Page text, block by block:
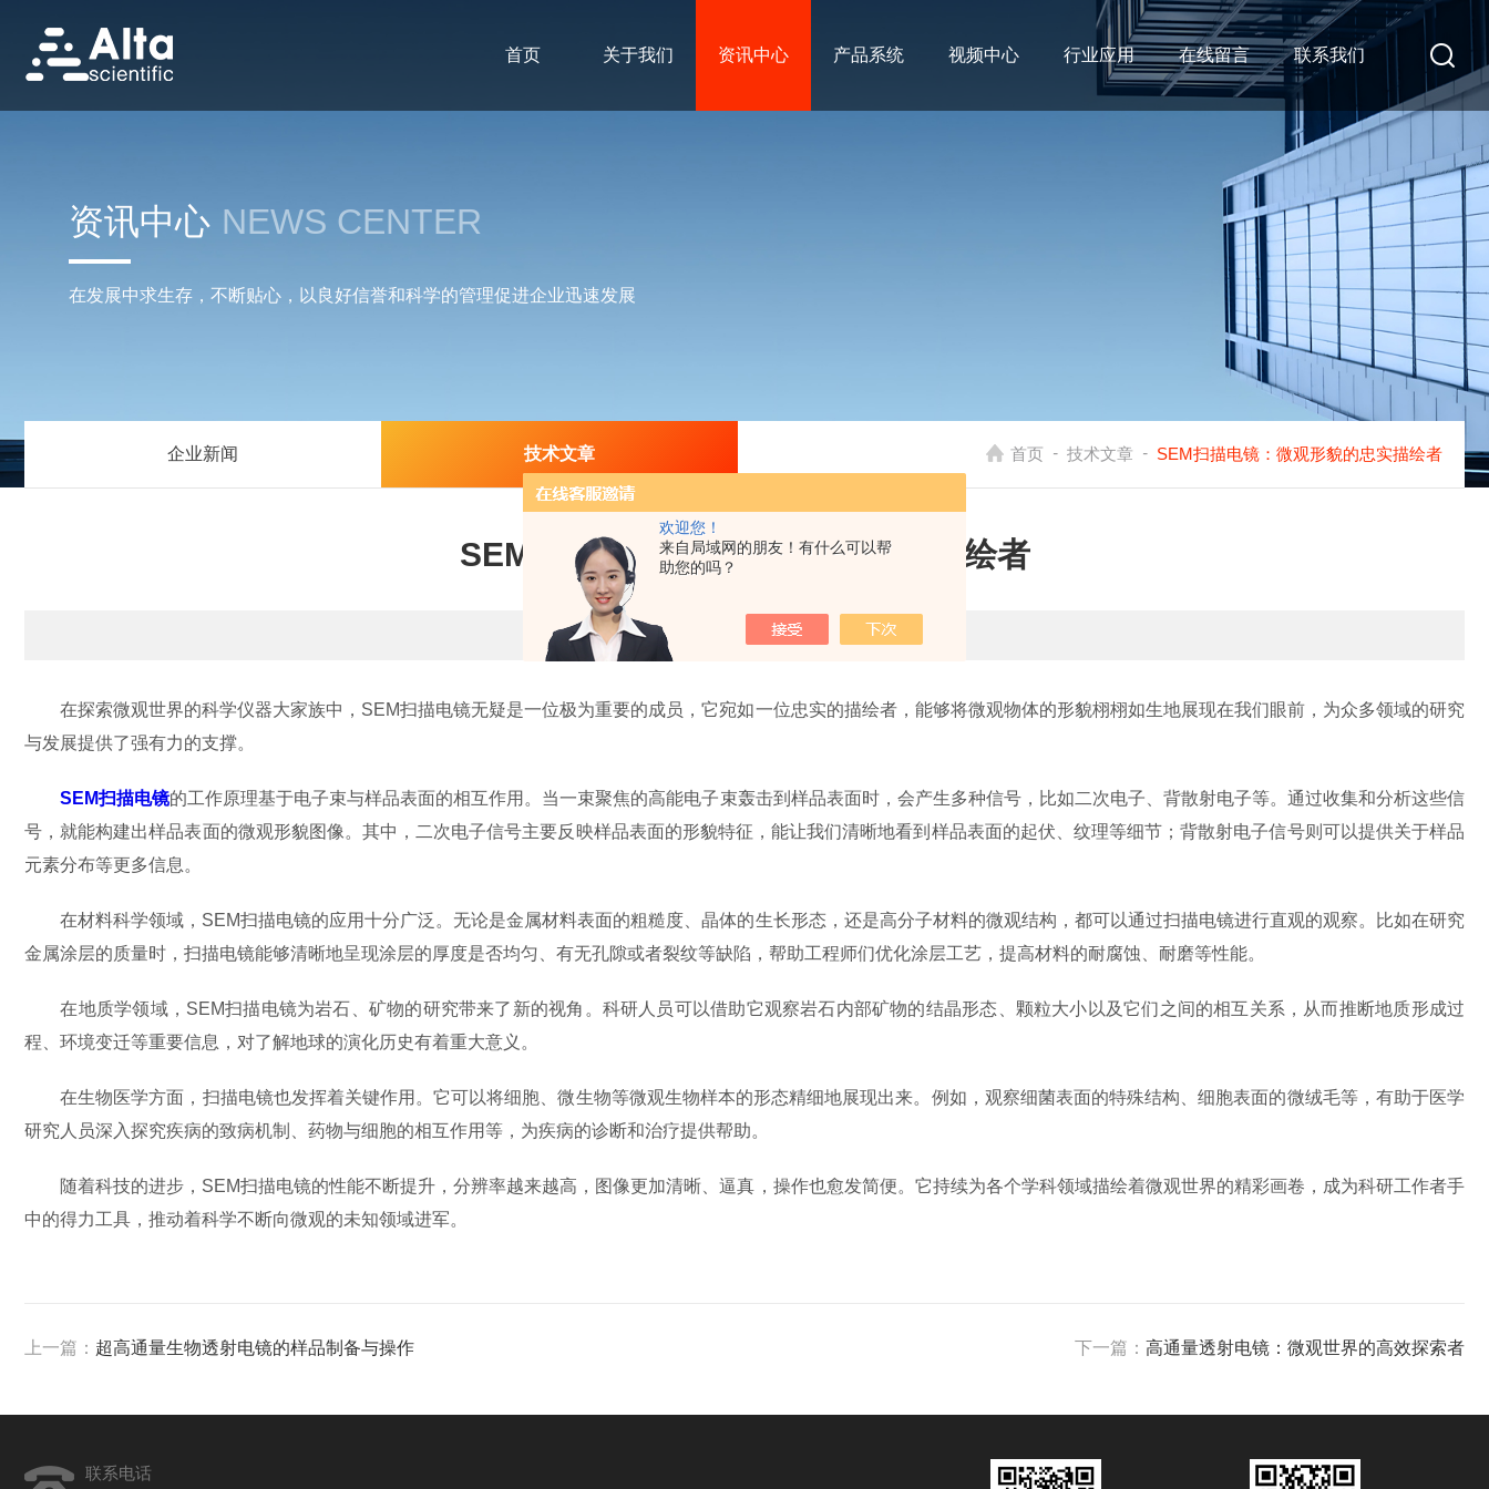
欢迎您！
来自局域网的朋友！有什么可以帮
助您的吗？
首页 关于我们 资讯中心 产品系统 视频中心 行业应用 在线留言 联系我们
资讯中心 NEWS CENTER
在发展中求生存，不断贴心，以良好信誉和科学的管理促进企业迅速发展
企业新闻 技术文章 首页 - 技术文章 - SEM扫描电镜：微观形貌的忠实描绘者
SEM扫描电镜：微观形貌的忠实描绘者
更新时间：2024-11-25 点击次数：538
在探索微观世界的科学仪器大家族中，SEM扫描电镜无疑是一位极为重要的成员，它宛如一位忠实的描绘者，能够将微观物体的形貌栩栩如生地展现在我们眼前，为众多领域的研究
与发展提供了强有力的支撑。
SEM扫描电镜的工作原理基于电子束与样品表面的相互作用。当一束聚焦的高能电子束轰击到样品表面时，会产生多种信号，比如二次电子、背散射电子等。通过收集和分析这些信
号，就能构建出样品表面的微观形貌图像。其中，二次电子信号主要反映样品表面的形貌特征，能让我们清晰地看到样品表面的起伏、纹理等细节；背散射电子信号则可以提供关于样品
元素分布等更多信息。
在材料科学领域，SEM扫描电镜的应用十分广泛。无论是金属材料表面的粗糙度、晶体的生长形态，还是高分子材料的微观结构，都可以通过扫描电镜进行直观的观察。比如在研究
金属涂层的质量时，扫描电镜能够清晰地呈现涂层的厚度是否均匀、有无孔隙或者裂纹等缺陷，帮助工程师们优化涂层工艺，提高材料的耐腐蚀、耐磨等性能。
在地质学领域，SEM扫描电镜为岩石、矿物的研究带来了新的视角。科研人员可以借助它观察岩石内部矿物的结晶形态、颗粒大小以及它们之间的相互关系，从而推断地质形成过
程、环境变迁等重要信息，对了解地球的演化历史有着重大意义。
在生物医学方面，扫描电镜也发挥着关键作用。它可以将细胞、微生物等微观生物样本的形态精细地展现出来。例如，观察细菌表面的特殊结构、细胞表面的微绒毛等，有助于医学
研究人员深入探究疾病的致病机制、药物与细胞的相互作用等，为疾病的诊断和治疗提供帮助。
随着科技的进步，SEM扫描电镜的性能不断提升，分辨率越来越高，图像更加清晰、逼真，操作也愈发简便。它持续为各个学科领域描绘着微观世界的精彩画卷，成为科研工作者手
中的得力工具，推动着科学不断向微观的未知领域进军。
上一篇： 超高通量生物透射电镜的样品制备与操作 下一篇： 高通量透射电镜：微观世界的高效探索者
联系电话